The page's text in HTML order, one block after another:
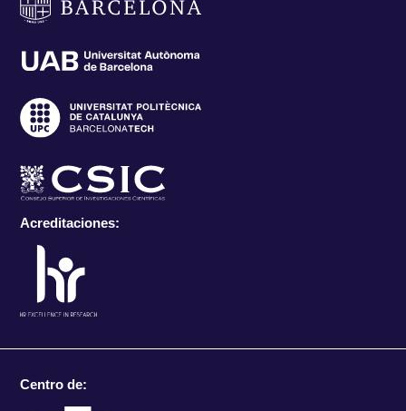
Acreditaciones:
Centro de: